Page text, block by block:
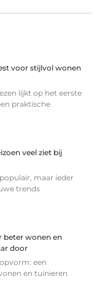
voor stijlvol wonen
lijkt op het eerste
praktische
veel ziet bij
maar ieder
trends
beter wonen en
door
een
en tuinieren